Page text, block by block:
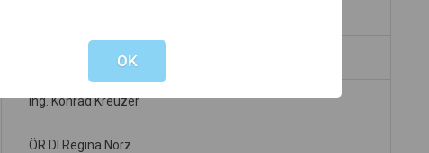
LAbg. ÖR Josef Edenhauser
Ing. Konrad Kreuzer
ÖR DI Regina Norz
OK